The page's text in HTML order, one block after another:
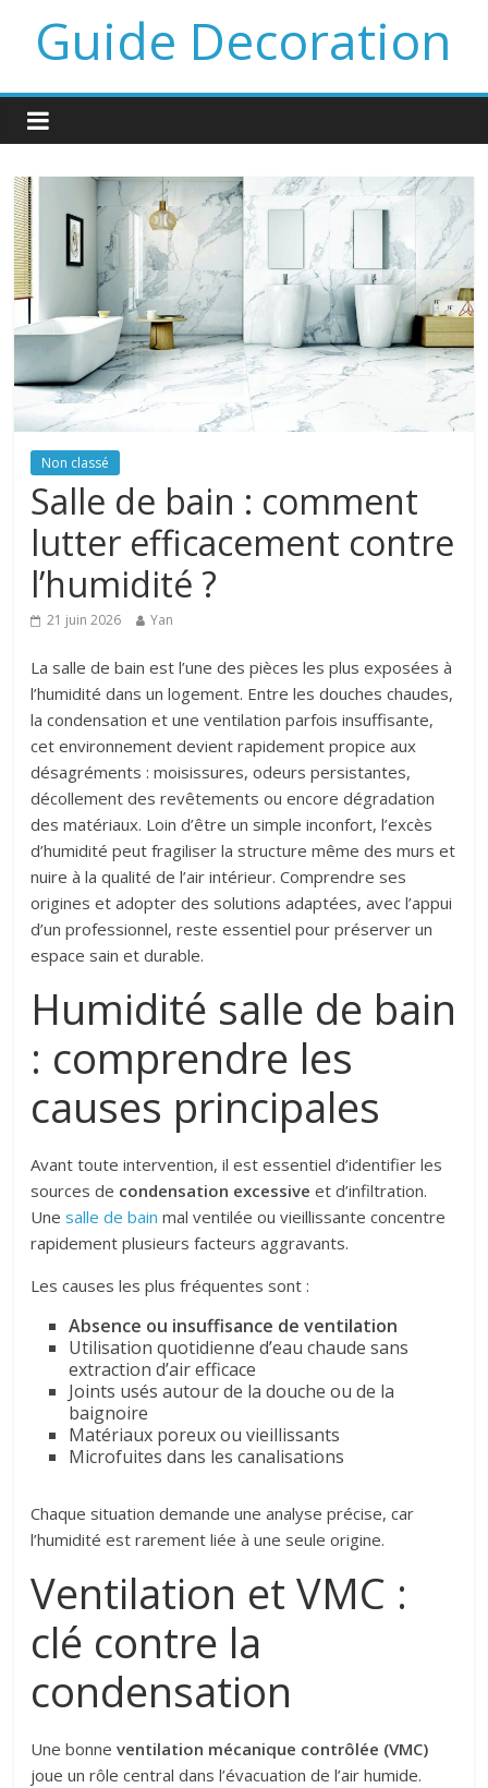
Guide Decoration
Non classé
Salle de bain : comment
lutter efficacement contre
l’humidité ?
21 juin 2026 Yan
La salle de bain est l’une des pièces les plus exposées à
l’humidité dans un logement. Entre les douches chaudes,
la condensation et une ventilation parfois insuffisante,
cet environnement devient rapidement propice aux
désagréments : moisissures, odeurs persistantes,
décollement des revêtements ou encore dégradation
des matériaux. Loin d’être un simple inconfort, l’excès
d’humidité peut fragiliser la structure même des murs et
nuire à la qualité de l’air intérieur. Comprendre ses
origines et adopter des solutions adaptées, avec l’appui
d’un professionnel, reste essentiel pour préserver un
espace sain et durable.
Humidité salle de bain
: comprendre les
causes principales
Avant toute intervention, il est essentiel d’identifier les
sources de condensation excessive et d’infiltration.
Une salle de bain mal ventilée ou vieillissante concentre
rapidement plusieurs facteurs aggravants.
Les causes les plus fréquentes sont :
Absence ou insuffisance de ventilation
Utilisation quotidienne d’eau chaude sans
extraction d’air efficace
Joints usés autour de la douche ou de la
baignoire
Matériaux poreux ou vieillissants
Microfuites dans les canalisations
Chaque situation demande une analyse précise, car
l’humidité est rarement liée à une seule origine.
Ventilation et VMC :
clé contre la
condensation
Une bonneventilation mécanique contrôlée (VMC)
joue un rôle central dans l’évacuation de l’air humide.